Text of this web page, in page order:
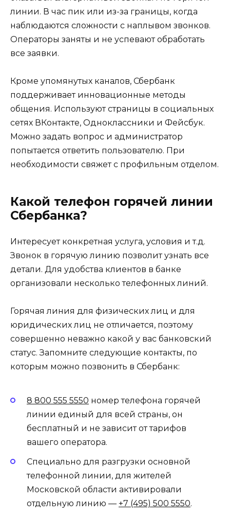
линии. В час пик или из-за границы, когда
наблюдаются сложности с наплывом звонков.
Операторы заняты и не успевают обработать
все заявки.
Кроме упомянутых каналов, Сбербанк
поддерживает инновационные методы
общения. Используют страницы в социальных
сетях ВКонтакте, Одноклассники и Фейсбук.
Можно задать вопрос и администратор
попытается ответить пользователю. При
необходимости свяжет с профильным отделом.
Какой телефон горячей линии
Сбербанка?
Интересует конкретная услуга, условия и т.д.
Звонок в горячую линию позволит узнать все
детали. Для удобства клиентов в банке
организовали несколько телефонных линий.
Горячая линия для физических лиц и для
юридических лиц не отличается, поэтому
совершенно неважно какой у вас банковский
статус. Запомните следующие контакты, по
которым можно позвонить в Сбербанк:
8 800 555 5550 номер телефона горячей
линии единый для всей страны, он
бесплатный и не зависит от тарифов
вашего оператора.
Специально для разгрузки основной
телефонной линии, для жителей
Московской области активировали
отдельную линию — +7 (495) 500 5550.